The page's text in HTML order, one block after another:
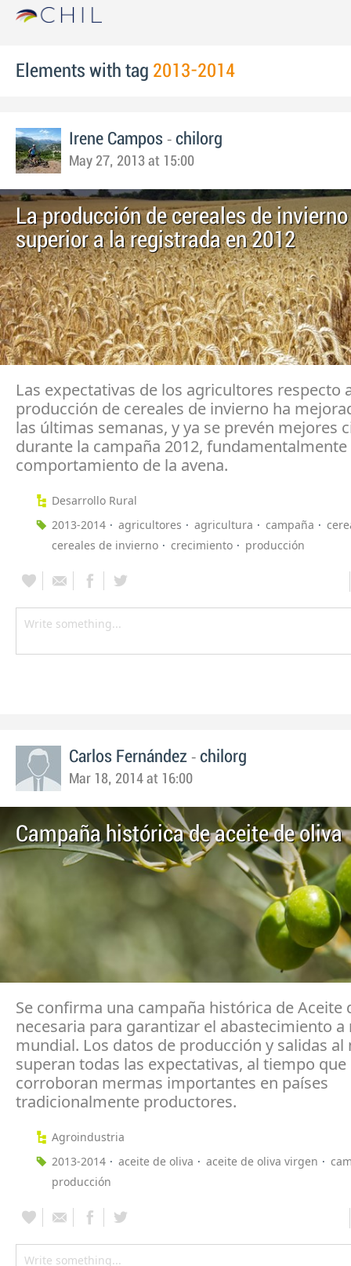
Elements with tag 2013-2014
Irene Campos - chilorg
May 27, 2013 at 15:00
La producción de cereales de
superior a la registrada en 2012
Las expectativas de los agricultores respecto
producción de cereales de invierno ha
las últimas semanas, y ya se prevén mejores
durante la campaña 2012,
comportamiento de la avena.
Desarrollo Rural
2013-2014
agricultores agricultura campaña
cereales de invierno
crecimiento producción
Carlos Fernández - chilorg
Mar 18, 2014 at 16:00
Campaña histórica de aceite de oliva
Se confirma una campaña histórica de Aceite
necesaria para garantizar el abastecimiento a
mundial. Los datos de producción y salidas al
superan todas las expectativas, al tiempo que
corroboran mermas importantes en países
tradicionalmente productores.
Agroindustria
2013-2014
aceite de oliva aceite de oliva virgen
producción